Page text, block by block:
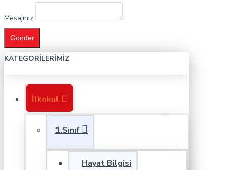
Mesajınız
Gönder
KATEGORILERIMIZ
İlkokul
1.Sınıf
Hayat Bilgisi